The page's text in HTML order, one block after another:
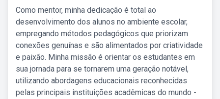
Como mentor, minha dedicação é total ao
desenvolvimento dos alunos no ambiente escolar,
empregando métodos pedagógicos que priorizam
conexões genuínas e são alimentados por criatividade
e paixão. Minha missão é orientar os estudantes em
sua jornada para se tornarem uma geração notável,
utilizando abordagens educacionais reconhecidas
pelas principais instituições acadêmicas do mundo -